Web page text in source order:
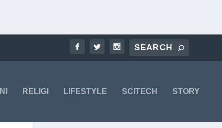
RELIGI LIFESTYLE SCITECH STORY